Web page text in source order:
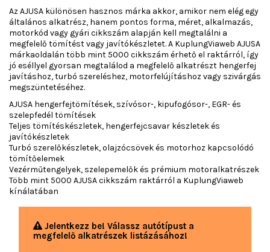
Az AJUSA különösen hasznos márka akkor, amikor nem elég egy
általános alkatrész, hanem pontos forma, méret, alkalmazás,
motorkód vagy gyári cikkszám alapján kell megtalálni a
megfelelő tömítést vagy javítókészletet. A KuplungViaweb AJUSA
márkaoldalán több mint 5000 cikkszám érhető el raktárról, így
jó eséllyel gyorsan megtalálod a megfelelő alkatrészt hengerfej
javításhoz, turbó szereléshez, motorfelújításhoz vagy szivárgás
megszüntetéséhez.
AJUSA hengerfejtömítések, szívósor-, kipufogósor-, EGR- és
szelepfedél tömítések
Teljes tömítéskészletek, hengerfejcsavar készletek és
javítókészletek
Turbó szerelőkészletek, olajzócsövek és motorhoz kapcsolódó
tömítőelemek
Vezérműtengelyek, szelepemelők és prémium motoralkatrészek
Több mint 5000 AJUSA cikkszám raktárról a KuplungViaweb
kínálatában
Jelentkezz be! Válassz autótípust a
megfelelő alkatrészek listázásához!